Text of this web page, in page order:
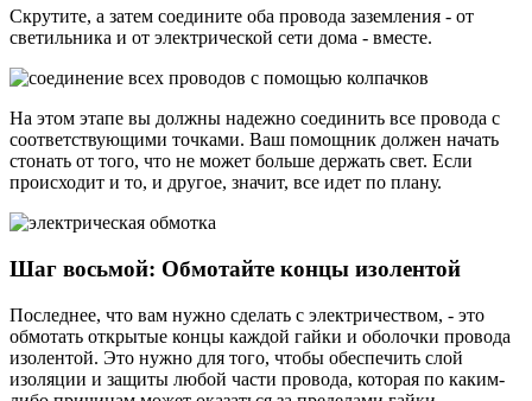
Скрутите, а затем соедините оба провода заземления - от
светильника и от электрической сети дома - вместе.
На этом этапе вы должны надежно соединить все провода с
соответствующими точками. Ваш помощник должен начать
стонать от того, что не может больше держать свет. Если
происходит и то, и другое, значит, все идет по плану.
Шаг восьмой: Обмотайте концы изолентой
Последнее, что вам нужно сделать с электричеством, - это
обмотать открытые концы каждой гайки и оболочки провода
изолентой. Это нужно для того, чтобы обеспечить слой
изоляции и защиты любой части провода, которая по каким-